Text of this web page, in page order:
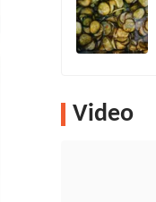
Video